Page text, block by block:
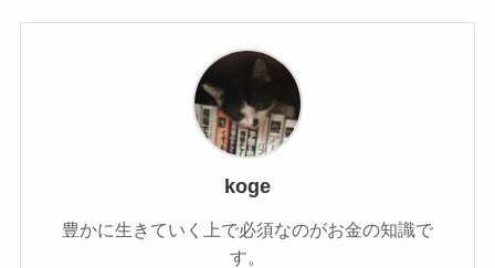
koge
豊かに生きていく上で必須なのがお金の知識で
す。